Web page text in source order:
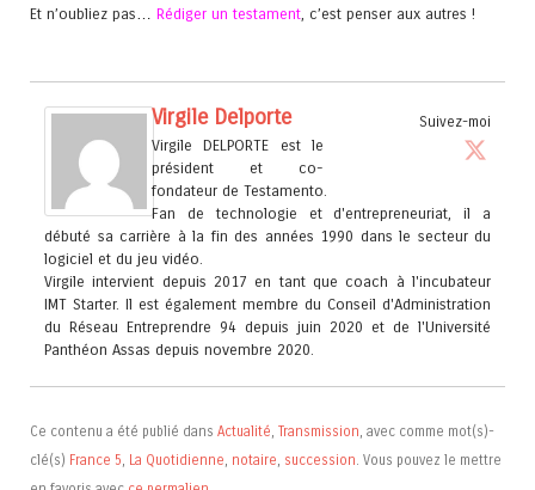
Et n’oubliez pas… Rédiger un testament , c’est penser aux autres !
Suivez-moi
Virgile Delporte
Virgile DELPORTE est le
président et co-
fondateur de Testamento.
Fan de technologie et d'entrepreneuriat, il a
débuté sa carrière à la fin des années 1990 dans le secteur du
logiciel et du jeu vidéo.
Virgile intervient depuis 2017 en tant que coach à l'incubateur
IMT Starter. Il est également membre du Conseil d'Administration
du Réseau Entreprendre 94 depuis juin 2020 et de l'Université
Panthéon Assas depuis novembre 2020.
Ce contenu a été publié dans Actualité, Transmission, avec comme mot(s)-
clé(s) France 5, La Quotidienne, notaire, succession. Vous pouvez le mettre